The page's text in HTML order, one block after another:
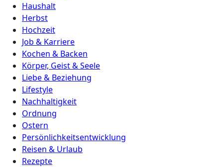
Haushalt
Herbst
Hochzeit
Job & Karriere
Kochen & Backen
Körper, Geist & Seele
Liebe & Beziehung
Lifestyle
Nachhaltigkeit
Ordnung
Ostern
Persönlichkeitsentwicklung
Reisen & Urlaub
Rezepte